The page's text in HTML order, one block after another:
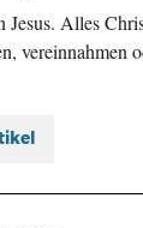
Alles
vereinnahmen